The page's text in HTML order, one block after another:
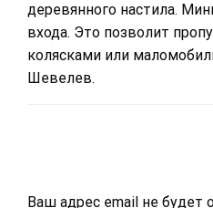
деревянного настила.
входа. Это позволит
колясками или
Шевелев.
Ваш адрес email не будет